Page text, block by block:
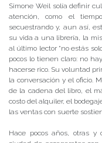
Simone Weil solía definir
atención, como el
secuestrando y, aun así,
su vida a una librería, la
al último lector “no estás
pocos lo tienen claro: no
hacerse rico. Su voluntad
la conversación y el oficio.
de la cadena del libro, el
costo del alquiler, el
las ventas con suerte
Hace pocos años, otras y